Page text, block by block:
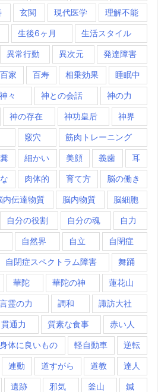
玄関 現代医学 理解不能
生後6ヶ月 生活スタイル
異常行動 異次元 発達障害
百家 百寿 相乗効果 睡眠中
神々 神との会話 神の力
神の存在 神功皇后 神界
竅穴 筋肉トレーニング
糞 細かい 美顔 義歯 耳
肉体的 育て方 脳の働き
内伝達物質 脳内物質 脳細胞
自分の役割 自分の魂 自力
自然界 自立 自閉症
自閉症スペクトラム障害 舞踊
華陀 華陀の神 蓮花山
言霊の力 調和 諏訪大社
貫通力 質素な食事 赤い人
身体に良いもの 軽自動車 逆転
連動 道すがら 道教 達人
遺跡 邪気 釜山 鍼